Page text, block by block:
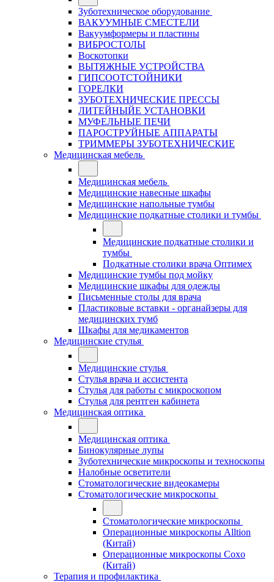
Зуботехническое оборудование
ВАКУУМНЫЕ СМЕСТЕЛИ
Вакуумформеры и пластины
ВИБРОСТОЛЫ
Воскотопки
ВЫТЯЖНЫЕ УСТРОЙСТВА
ГИПСООТСТОЙНИКИ
ГОРЕЛКИ
ЗУБОТЕХНИЧЕСКИЕ ПРЕССЫ
ЛИТЕЙНЫЙЕ УСТАНОВКИ
МУФЕЛЬНЫЕ ПЕЧИ
ПАРОСТРУЙНЫЕ АППАРАТЫ
ТРИММЕРЫ ЗУБОТЕХНИЧЕСКИЕ
Медицинская мебель
Медицинская мебель
Медицинские навесные шкафы
Медицинские напольные тумбы
Медицинские подкатные столики и тумбы
Медицинские подкатные столики и
тумбы
Подкатные столики врача Оптимех
Медицинские тумбы под мойку
Медицинские шкафы для одежды
Письменные столы для врача
Пластиковые вставки - органайзеры для
медицинских тумб
Шкафы для медикаментов
Медицинские стулья
Медицинские стулья
Стулья врача и ассистента
Стулья для работы с микроскопом
Стулья для рентген кабинета
Медицинская оптика
Медицинская оптика
Бинокулярные лупы
Зуботехнические микроскопы и техноскопы
Налобные осветители
Стоматологические видеокамеры
Стоматологические микроскопы
Стоматологические микроскопы
Операционные микроскопы Alltion
(Китай)
Операционные микроскопы Coxo
(Китай)
Терапия и профилактика